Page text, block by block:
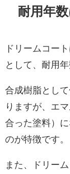
耐用年
ドリームコー
として、耐用
合成樹脂とし
りますが、エ
合った塗料）
のが特徴です。
また、ドリー